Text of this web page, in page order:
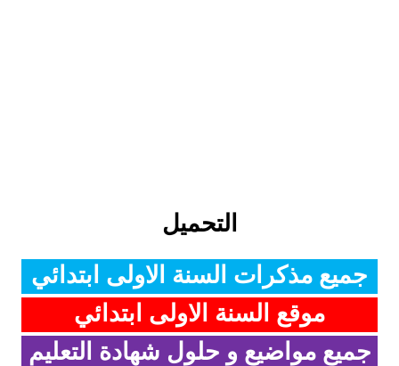
التحميل
جميع مذكرات السنة الاولى ابتدائي
موقع السنة الاولى ابتدائي
جميع مواضيع و حلول شهادة التعليم